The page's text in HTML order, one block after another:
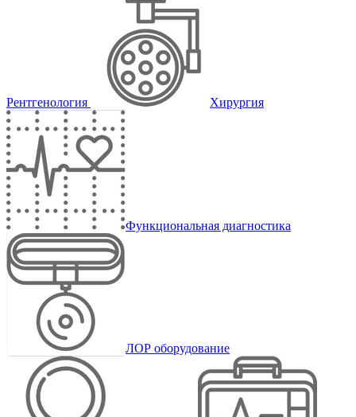
Рентгенология Хирургия
Функциональная диагностика
ЛОР оборудование